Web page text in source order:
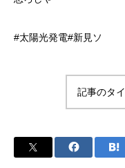
#太陽光発電#新見ソ
記事のタ